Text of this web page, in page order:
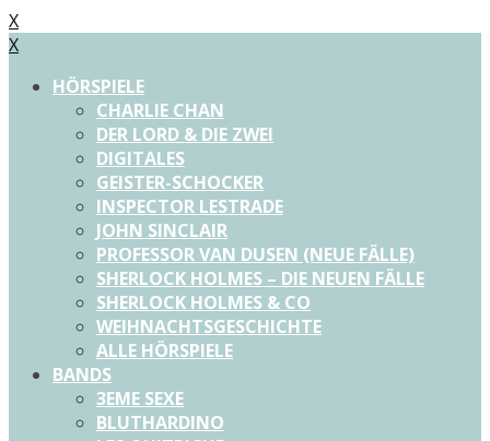
X
X
HÖRSPIELE
CHARLIE CHAN
DER LORD & DIE ZWEI
DIGITALES
GEISTER-SCHOCKER
INSPECTOR LESTRADE
JOHN SINCLAIR
PROFESSOR VAN DUSEN (NEUE FÄLLE)
SHERLOCK HOLMES – DIE NEUEN FÄLLE
SHERLOCK HOLMES & CO
WEIHNACHTSGESCHICHTE
ALLE HÖRSPIELE
BANDS
3EME SEXE
BLUTHARDINO